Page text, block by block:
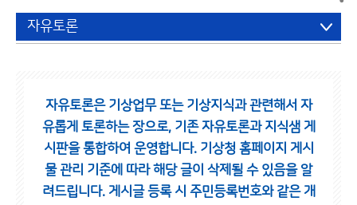
자유토론
자유토론은 기상업무 또는 기상지식과 관련해서 자
유롭게 토론하는 장으로, 기존 자유토론과 지식샘 게
시판을 통합하여 운영합니다. 기상청 홈페이지 게시
물 관리 기준에 따라 해당 글이 삭제될 수 있음을 알
려드립니다. 게시글 등록 시 주민등록번호와 같은 개